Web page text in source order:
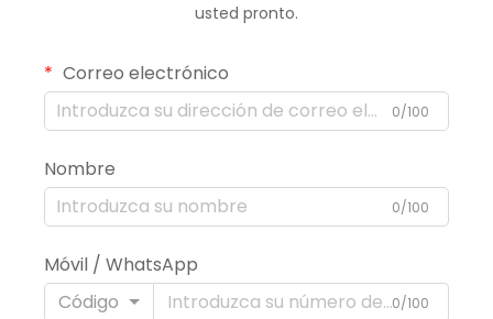
usted pronto.
Correo electrónico
0/100
Nombre
0/100
Móvil / WhatsApp
Código
0/100